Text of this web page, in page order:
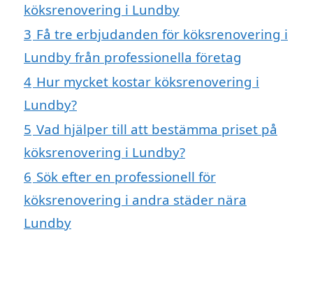
köksrenovering i Lundby
3 Få tre erbjudanden för köksrenovering i
Lundby från professionella företag
4 Hur mycket kostar köksrenovering i
Lundby?
5 Vad hjälper till att bestämma priset på
köksrenovering i Lundby?
6 Sök efter en professionell för
köksrenovering i andra städer nära
Lundby